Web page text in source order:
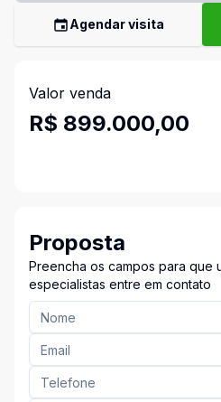
Agendar visita
Valor venda
R$ 899.000,00
Proposta
Preencha os campos para que
especialistas entre em contato